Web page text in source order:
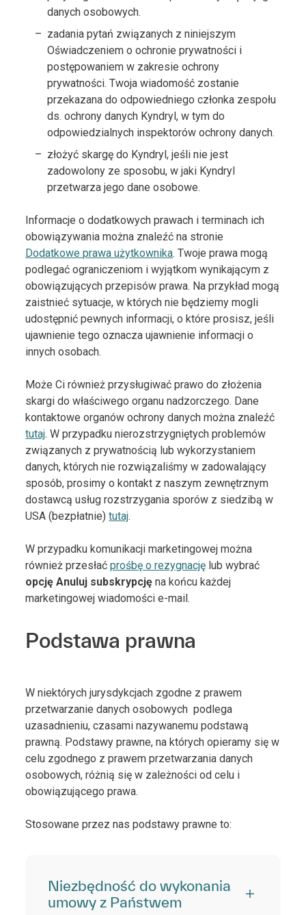
danych osobowych.
zadania pytań związanych z niniejszym
Oświadczeniem o ochronie prywatności i
postępowaniem w zakresie ochrony
prywatności. Twoja wiadomość zostanie
przekazana do odpowiedniego członka zespołu
ds. ochrony danych Kyndryl, w tym do
odpowiedzialnych inspektorów ochrony danych.
złożyć skargę do Kyndryl, jeśli nie jest
zadowolony ze sposobu, w jaki Kyndryl
przetwarza jego dane osobowe.
Informacje o dodatkowych prawach i terminach ich
obowiązywania można znaleźć na stronie
Dodatkowe prawa użytkownika. Twoje prawa mogą
podlegać ograniczeniom i wyjątkom wynikającym z
obowiązujących przepisów prawa. Na przykład mogą
zaistnieć sytuacje, w których nie będziemy mogli
udostępnić pewnych informacji, o które prosisz, jeśli
ujawnienie tego oznacza ujawnienie informacji o
innych osobach.
Może Ci również przysługiwać prawo do złożenia
skargi do właściwego organu nadzorczego. Dane
kontaktowe organów ochrony danych można znaleźć
tutaj. W przypadku nierozstrzygniętych problemów
związanych z prywatnością lub wykorzystaniem
danych, których nie rozwiązaliśmy w zadowalający
sposób, prosimy o kontakt z naszym zewnętrznym
dostawcą usług rozstrzygania sporów z siedzibą w
USA (bezpłatnie)tutaj.
W przypadku komunikacji marketingowej można
również przesłaćprośbę o rezygnację lub wybrać
opcję Anuluj subskrypcjęna końcu każdej
marketingowej wiadomości e-mail.
Podstawa prawna
W niektórych jurysdykcjach zgodne z prawem
przetwarzanie danych osobowych podlega
uzasadnieniu, czasami nazywanemu podstawą
prawną. Podstawy prawne, na których opieramy się w
celu zgodnego z prawem przetwarzania danych
osobowych, różnią się w zależności od celu i
obowiązującego prawa.
Stosowane przez nas podstawy prawne to:
Niezbędność do wykonania
umowy z Państwem